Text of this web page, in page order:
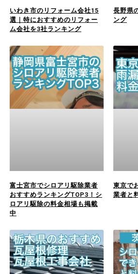
いわき市のリフォーム会社15
選｜特におすすめのリフォー
ム会社を3社ランキング
長野県
ング
富士宮市でシロアリ駆除業者
おすすめランキングTOP3！シ
ロアリ駆除の料金相場も掲載
中
東京で
業者と